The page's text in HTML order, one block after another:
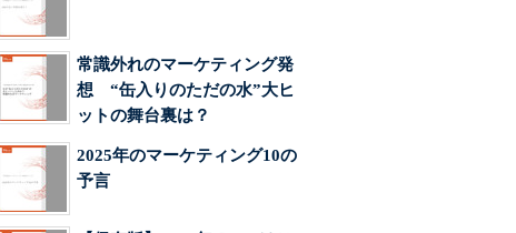
常識外れのマーケティング発
想 “缶入りのただの水”大ヒ
ットの舞台裏は？
2025年のマーケティング10の
予言